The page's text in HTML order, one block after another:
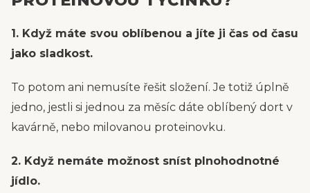
1. Když máte svou oblíbenou a jíte ji čas od času
jako sladkost.
To potom ani nemusíte řešit složení. Je totiž úplně
jedno, jestli si jednou za měsíc dáte oblíbený dort v
kavárně, nebo milovanou proteinovku.
2. Když nemáte možnost sníst plnohodnotné
jídlo.